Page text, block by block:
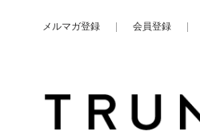
メルマガ登録 会員登録